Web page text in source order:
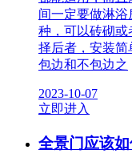
间一定要做淋
种，可以砖砌
择后者，安装
包边和不包边之
2023-10-07
立即进入
全景门应该